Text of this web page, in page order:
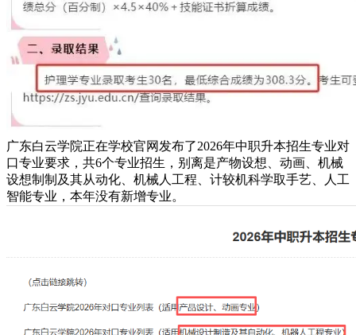
广东白云学院正在学校官网发布了2026年中职升本招生专业对
口专业要求，共6个专业招生，别离是产物设想、动画、机械
设想制制及其从动化、机械人工程、计较机科学取手艺、人工
智能专业，本年没有新增专业。